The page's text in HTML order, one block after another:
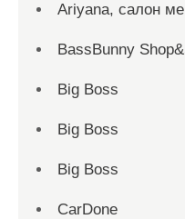
Ariyana, салон
BassBunny
Big Boss
Big Boss
Big Boss
CarDone